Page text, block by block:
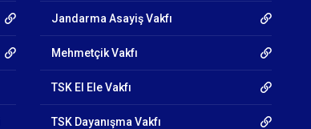
Jandarma Asayiş Vakfı
Mehmetçik Vakfı
TSK El Ele Vakfı
TSK Dayanışma Vakfı